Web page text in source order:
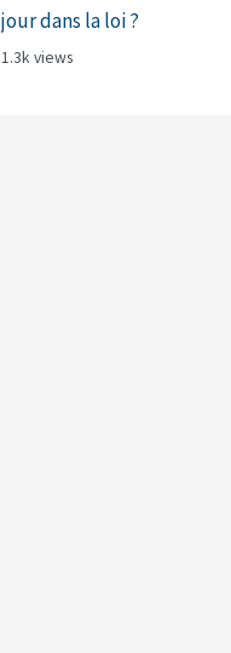
jour dans la loi ?
1.3k views